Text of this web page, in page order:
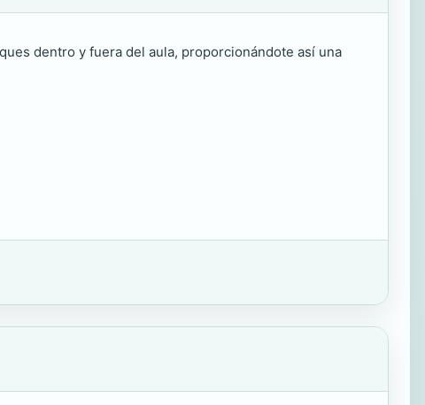
dentro y fuera del aula, proporcionándote así una